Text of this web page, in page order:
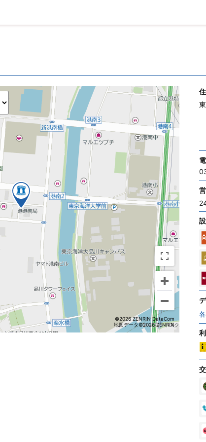
©2026 ZENRIN DataCom
地図データ©2026 ZENRIN